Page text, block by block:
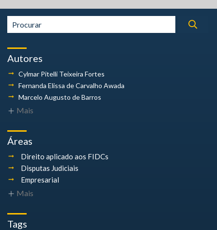
Autores
Cylmar Pitelli Teixeira Fortes
Fernanda Elissa de Carvalho Awada
Marcelo Augusto de Barros
Mais
Áreas
Direito aplicado aos FIDCs
Disputas Judiciais
Empresarial
Mais
Tags